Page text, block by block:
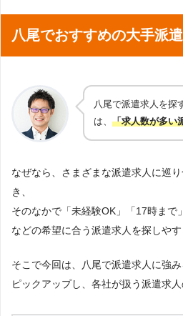
八尾でおすすめの大手派
八尾で派遣求人を探
は、 「求人数が多い
なぜなら、さまざまな派遣求人に巡
き、
そのなかで「未経験OK」「17時まで
などの希望に合う派遣求人を探しやす
そこで今回は、八尾で派遣求人に強
ピックアップし、各社が扱う派遣求人